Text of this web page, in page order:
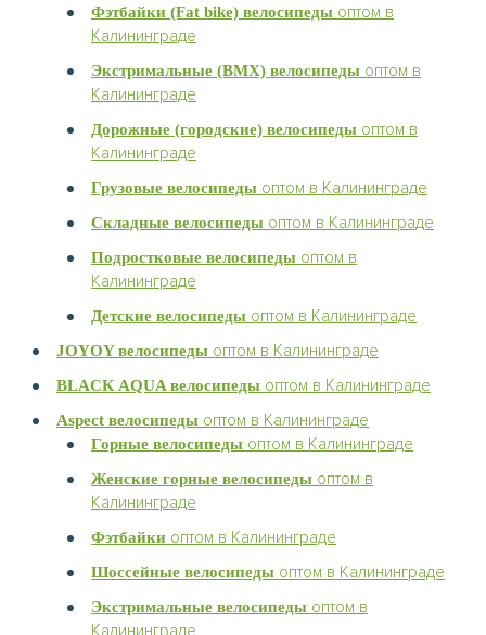
Фэтбайки (Fat bike) велосипеды оптом в
Калининграде
Экстримальные (BMX) велосипеды оптом в
Калининграде
Дорожные (городские) велосипеды оптом в
Калининграде
Грузовые велосипеды оптом в Калининграде
Складные велосипеды оптом в Калининграде
Подростковые велосипеды оптом в
Калининграде
Детские велосипеды оптом в Калининграде
JOYOY велосипеды оптом в Калининграде
BLACK AQUA велосипеды оптом в Калининграде
Aspect велосипеды оптом в Калининграде
Горные велосипеды оптом в Калининграде
Женские горные велосипеды оптом в
Калининграде
Фэтбайки оптом в Калининграде
Шоссейные велосипеды оптом в Калининграде
Экстримальные велосипеды оптом в
Калининграде